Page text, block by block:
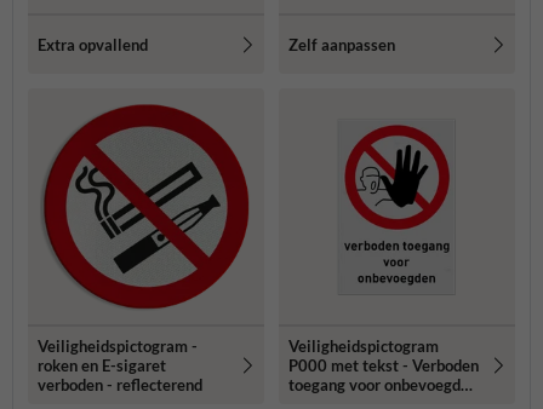
Extra opvallend Zelf aanpassen
Veiligheidspictogram -
roken en E-sigaret
verboden - reflecterend
Veiligheidspictogram
P000 met tekst - Verboden
toegang voor onbevoegden